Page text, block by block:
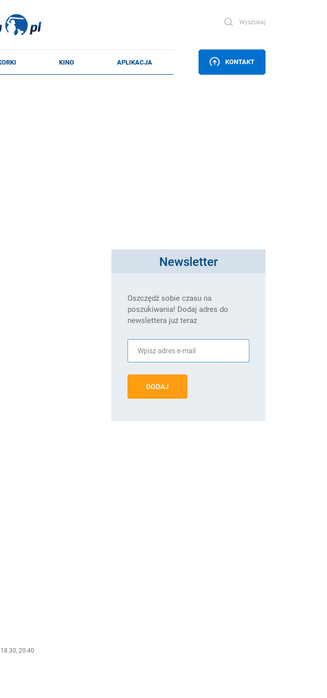
Wyszukaj
KONTAKT
20.40
Newsletter
Oszczędź sobie czasu na
poszukiwania! Dodaj adres do
newslettera już teraz
DODAJ